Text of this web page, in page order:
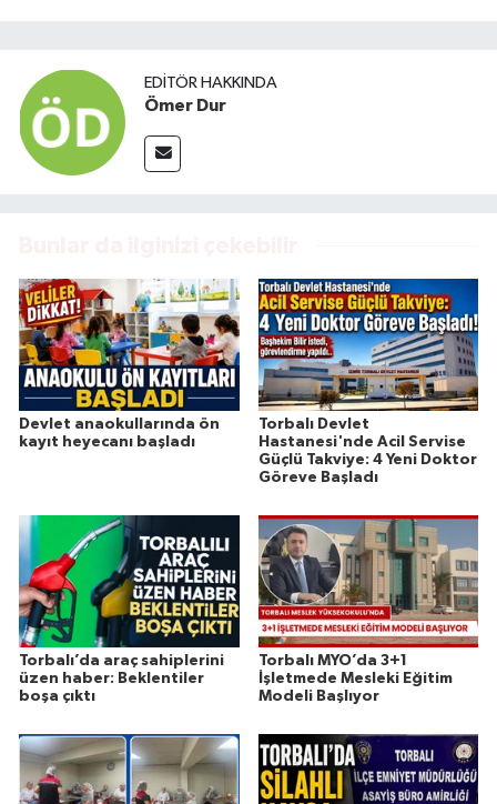
EDITÖR HAKKINDA
Ömer Dur
Devlet anaokullarında ön
kayıt heyecanı başladı
Torbalı Devlet
Hastanesi'nde Acil Servise
Güçlü Takviye: 4 Yeni Doktor
Göreve Başladı
Torbalı’da araç sahiplerini
üzen haber: Beklentiler
boşa çıktı
Torbalı MYO’da 3+1
İşletmede Mesleki Eğitim
Modeli Başlıyor